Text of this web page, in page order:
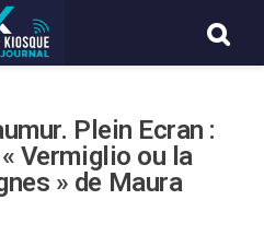
Plein Ecran :
Vermiglio ou la
» de Maura